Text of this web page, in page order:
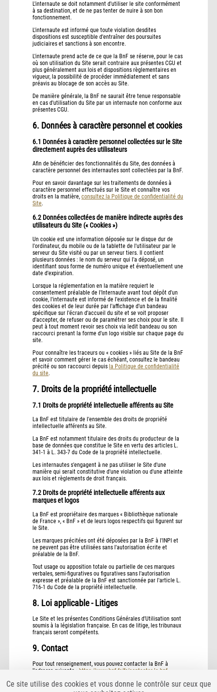
L'internaute se doit notamment d'utiliser le site conformément
à sa destination, et de ne pas tenter de nuire à son bon
fonctionnement.
L'internaute est informé que toute violation desdites
dispositions est susceptible d'entraîner des poursuites
judiciaires et sanctions à son encontre.
L'internaute prend acte de ce que la BnF se réserve, pour le cas
où son utilisation du Site serait contraire aux présentes CGU et
plus généralement aux lois et dispositions règlementaires en
vigueur, la possibilité de procéder immédiatement et sans
préavis au blocage de son accès au Site.
De manière générale, la BnF ne saurait être tenue responsable
en cas d'utilisation du Site par un internaute non conforme aux
présentes CGU.
6. Données à caractère personnel et cookies
6.1 Données à caractère personnel collectées sur le Site
directement auprès des utilisateurs
Afin de bénéficier des fonctionnalités du Site, des données à
caractère personnel des internautes sont collectées par la BnF.
Pour en savoir davantage sur les traitements de données à
caractère personnel effectués sur le Site et connaître vos
droits en la matière,consultez la Politique de confidentialité du
Site.
6.2 Données collectées de manière indirecte auprès des
utilisateurs du Site (« Cookies »)
Un cookie est une information déposée sur le disque dur de
l'ordinateur, du mobile ou de la tablette de l'utilisateur par le
serveur du Site visité ou par un serveur tiers. Il contient
plusieurs données : le nom du serveur qui l'a déposé, un
identifiant sous forme de numéro unique et éventuellement une
date d'expiration.
Lorsque la réglementation en la matière requiert le
consentement préalable de l'Internaute avant tout dépôt d'un
cookie, l'internaute est informé de l'existence et de la finalité
des cookies et de leur durée par l'affichage d'un bandeau
spécifique sur l'écran d'accueil du site et se voit proposer
d'accepter, de refuser ou de paramétrer ses choix pour le site. Il
peut à tout moment revoir ses choix via ledit bandeau ou son
raccourci prenant la forme d'un logo visible sur chaque page du
site.
Pour connaître les traceurs ou « cookies » liés au Site de la BnF
et savoir comment gérer le cas échéant, consultez le bandeau
précité ou son raccourci depuis la Politique de confidentialité
du site.
7. Droits de la propriété intellectuelle
7.1 Droits de propriété intellectuelle afférents au Site
La BnF est titulaire de l'ensemble des droits de propriété
intellectuelle afférents au Site.
La BnF est notamment titulaire des droits du producteur de la
base de données que constitue le Site en vertu des articles L.
341-1 à L. 343-7 du Code de la propriété intellectuelle.
Les internautes s'engagent à ne pas utiliser le Site d'une
manière qui serait constitutive d'une violation ou d'une atteinte
aux lois et règlements de droit français.
7.2 Droits de propriété intellectuelle afférents aux
marques et logos
La BnF est propriétaire des marques « Bibliothèque nationale
de France », « BnF » et de leurs logos respectifs qui figurent sur
le Site.
Les marques précitées ont été déposées par la BnF à l'INPI et
ne peuvent pas être utilisées sans l'autorisation écrite et
préalable de la BnF.
Tout usage ou apposition totale ou partielle de ces marques
verbales, semi-figuratives ou figuratives sans l'autorisation
expresse et préalable de la BnF est sanctionnée par l'article L.
716-1 du Code de la propriété intellectuelle.
8. Loi applicable - Litiges
Le Site et les présentes Conditions Générales d'Utilisation sont
soumis à la législation française. En cas de litige, les tribunaux
français seront compétents.
9. Contact
Pour tout renseignement, vous pouvez contacter la BnF à
l'adresse suivante :https://www.bnf.fr/fr/contacter-la-bnf
Ce site utilise des cookies et vous donne le contrôle sur ceux que